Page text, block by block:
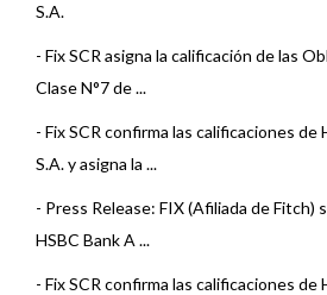
S.A.
- Fix SCR asigna la calificación de las
Clase N°7 de ...
- Fix SCR confirma las calificaciones de
S.A. y asigna la ...
- Press Release: FIX (Afiliada de Fitch)
HSBC Bank A ...
- Fix SCR confirma las calificaciones de